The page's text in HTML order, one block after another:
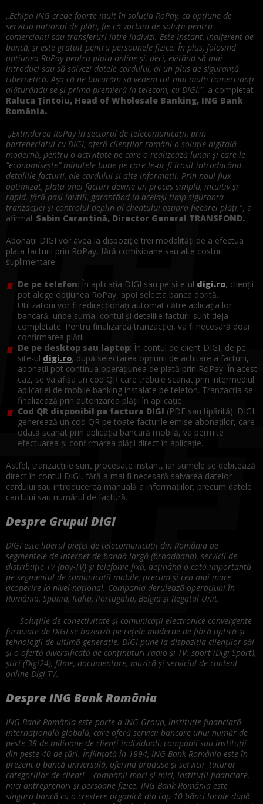
„Echipa ING crede foarte mult în soluția RoPay, ca opțiune de
serviciu național de plăți, fie că vorbim de soluții pentru
comercianți sau transferuri între indivizi. Este Instant, indiferent de
bancă, și este gratuit pentru persoanele fizice. În plus, folosind
opțiunea RoPay pentru plata online și, deci, evitând să mai
introduci sau să salvezi datele cardului, ai un plus de siguranță
cibernetică. Așa că ne bucurăm să vedem tot mai mulți comercianți
alăturându-se și prima premieră în telecom, cu DIGI.", a completat
Raluca Țintoiu, Head of Wholesale Banking, ING Bank
România.
„Extinderea RoPay în sectorul de telecomunicații, prin
parteneriatul cu DIGI, oferă clienților români o soluție digitală
modernă, pentru o activitate pe care o realizează lunar și care le
”economisește” minutele bune pe care le-ar fi irosit introducând
detaliile facturii, ale cardului și alte informații. Prin noul flux
optimizat, plata unei facturi devine un proces simplu, intuitiv și
rapid, fără pași inutili, garantând în același timp siguranța
tranzacției și controlul deplin al clientului asupra fiecărei plăți.”, a
afirmat Sabin Carantină, Director General TRANSFOND.
Abonații DIGI vor avea la dispoziție trei modalități de a efectua
plata facturii prin RoPay, fără comisioane sau alte costuri
suplimentare:
De pe telefon: În aplicația DIGI sau pe site-ul digi.ro, clienții
pot alege opțiunea RoPay, apoi selecta banca dorită.
Utilizatorii vor fi redirecționați automat către aplicația lor
bancară, unde suma, contul și detaliile facturii sunt deja
completate. Pentru finalizarea tranzacției, va fi necesară doar
confirmarea plății.
De pe desktop sau laptop: În contul de client DIGI, de pe
site-ul digi.ro, după selectarea opțiunii de achitare a facturii,
abonații pot continua operațiunea de plată prin RoPay. În acest
caz, se va afișa un cod QR care trebuie scanat prin intermediul
aplicației de mobile banking instalate pe telefon. Tranzacția se
finalizează prin autorizarea plății în aplicație.
Cod QR disponibil pe factura DIGI (PDF sau tipărită): DIGI
generează un cod QR pe toate facturile emise abonaților, care
odată scanat prin aplicația bancară mobilă, va permite
efectuarea și confirmarea plății direct în aplicație.
Astfel, tranzacțiile sunt procesate instant, iar sumele se debitează
direct în contul DIGI, fără a mai fi necesară salvarea datelor
cardului sau introducerea manuală a informațiilor, precum datele
cardului sau numărul de factură.
Despre Grupul DIGI
DIGI este liderul pieței de telecomunicații din România pe
segmentele de internet de bandă largă (broadband), servicii de
distribuție TV (pay-TV) și telefonie fixă, deținând o cotă importantă
pe segmentul de comunicații mobile, precum și cea mai mare
acoperire la nivel național. Compania derulează operațiuni în
România, Spania, Italia, Portugalia, Belgia și Regatul Unit.
Soluțiile de conectivitate și comunicații electronice convergente
furnizate de DIGI se bazează pe rețele moderne de fibră optică și
tehnologii de ultimă generație. DIGI pune la dispoziția clienților săi
și o ofertă diversificată de conținuturi radio și TV: sport (Digi Sport),
știri (Digi24), filme, documentare, muzică și serviciul de content
online Digi TV.
Despre ING Bank România
ING Bank România este parte a ING Group, instituție financiară
internațională globală, care oferă servicii bancare unui număr de
peste 38 de milioane de clienți individuali, companii sau instituții
din peste 40 de țări. Înființată în 1994, ING Bank România este în
prezent o bancă universală, oferind produse și servicii tuturor
categoriilor de clienți – companii mari și mici, instituții financiare,
mici antreprenori și persoane fizice. ING Bank România este
singura bancă cu o creștere organică din top 10 bănci locale după